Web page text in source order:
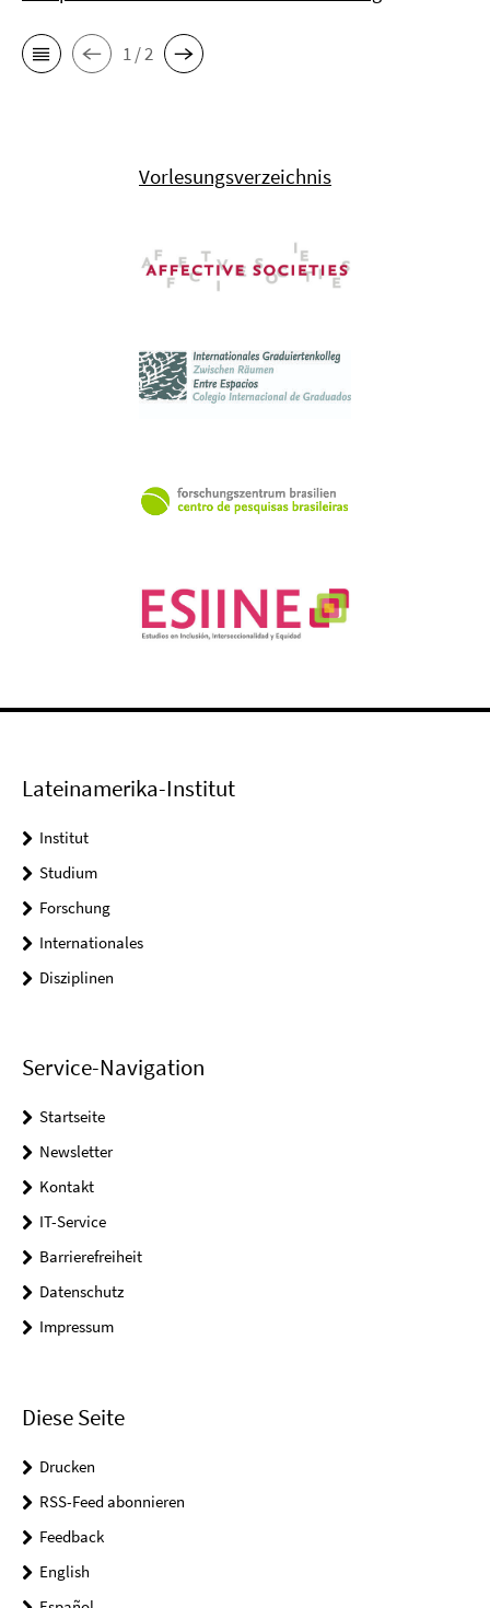
1 / 2
Vorlesungsverzeichnis
Lateinamerika-Institut
Institut
Studium
Forschung
Internationales
Disziplinen
Service-Navigation
Startseite
Newsletter
Kontakt
IT-Service
Barrierefreiheit
Datenschutz
Impressum
Diese Seite
Drucken
RSS-Feed abonnieren
Feedback
English